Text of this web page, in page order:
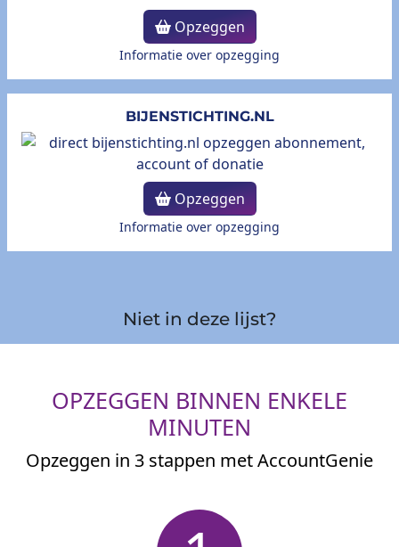
Opzeggen
Informatie over opzegging
BIJENSTICHTING.NL
Opzeggen
Informatie over opzegging
Niet in deze lijst?
OPZEGGEN BINNEN ENKELE
MINUTEN
Opzeggen in 3 stappen met AccountGenie